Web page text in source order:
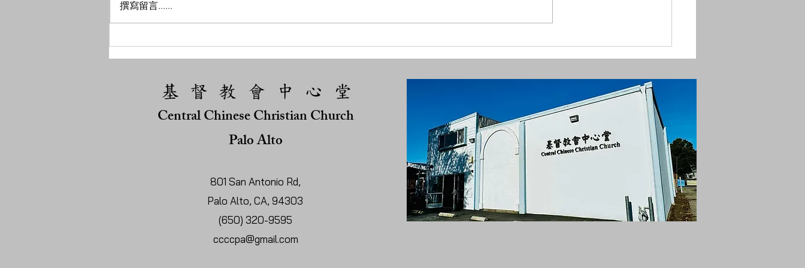
撰寫留言......
Central Chinese Christian Church
Palo Alto
基 督 教 會 中 心 堂
801 San Antonio Rd,
Palo Alto, CA, 94303
(650) 320-9595
ccccpa@gmail.com